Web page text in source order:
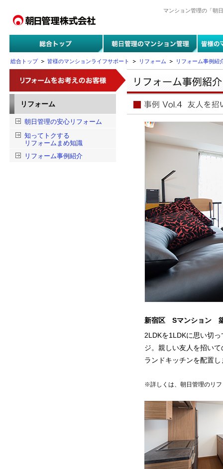
マンション管理の「朝
総合トップ 皆様のマンションライフサポート リフォーム リフォーム事例紹
リフォーム
朝日管理の安心リフォーム
知ってトクする
リフォームまめ知識
リフォーム事例紹介
新宿区 Sマンション
2LDKを1LDKに思い切
ジ。親しい友人を招い
ランドキッチンを配置し
※詳しくは、朝日管理のリ